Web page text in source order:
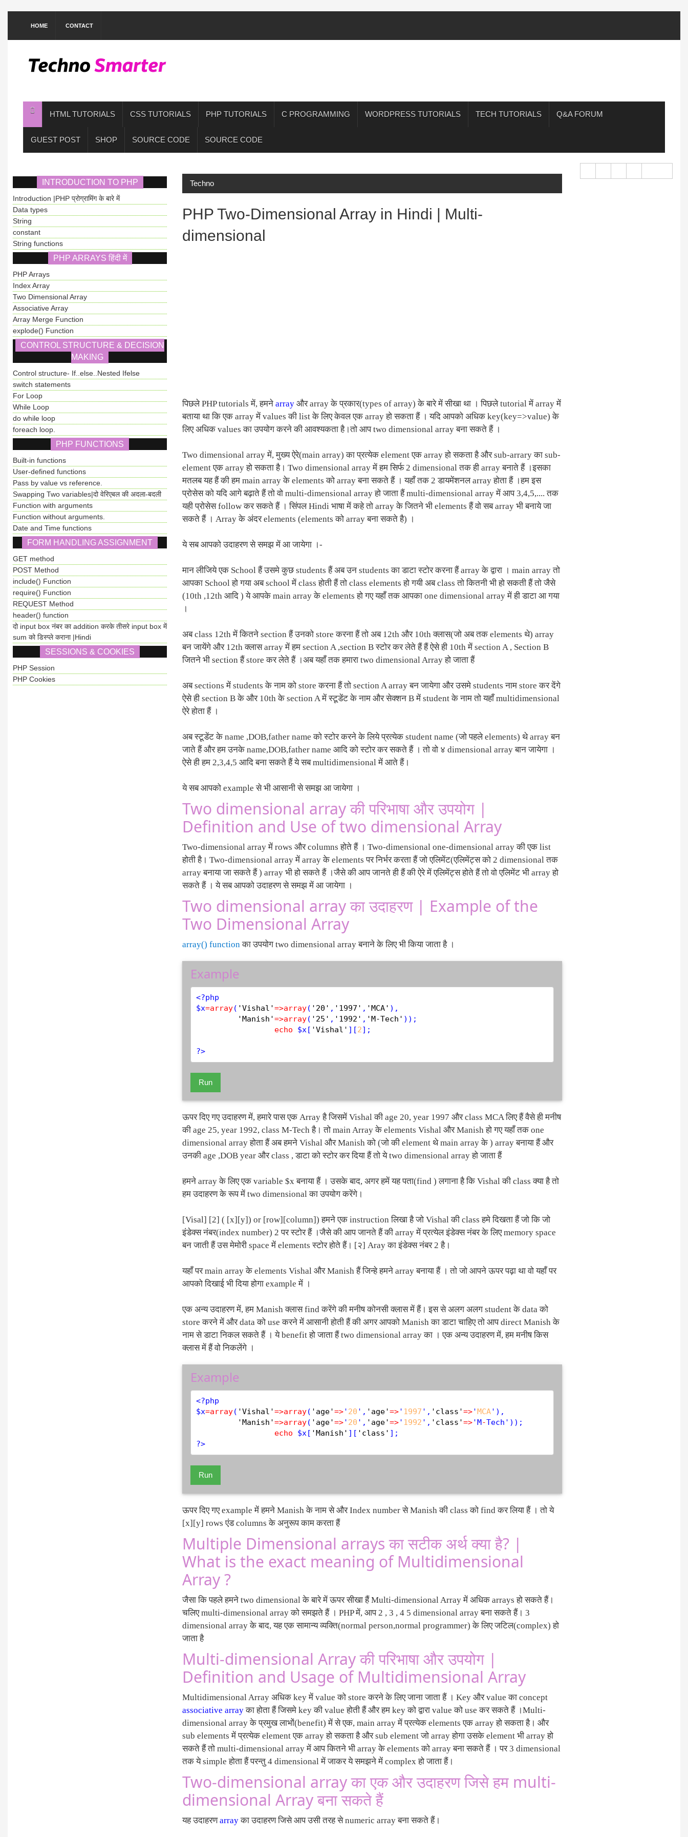
HOME CONTACT
HTML TUTORIALS CSS TUTORIALS PHP TUTORIALS C PROGRAMMING WORDPRESS TUTORIALS TECH TUTORIALS Q&A FORUM
GUEST POST SHOP SOURCE CODE SOURCE CODE
INTRODUCTION TO PHP
Introduction |PHP प्रोग्रामिंग के बारे में
Data types
String
constant
String functions
PHP ARRAYS हिंदी में
PHP Arrays
Index Array
Two Dimensional Array
Associative Array
Array Merge Function
explode() Function
CONTROL STRUCTURE & DECISION
MAKING
Control structure- If..else..Nested Ifelse
switch statements
For Loop
While Loop
do while loop
foreach loop.
PHP FUNCTIONS
Built-in functions
User-defined functions
Pass by value vs reference.
Swapping Two variables|दो वेरिएबल की अदला-बदली
Function with arguments
Function without arguments.
Date and Time functions
FORM HANDLING ASSIGNMENT
GET method
POST Method
include() Function
require() Function
REQUEST Method
header() function
दो input box नंबर का addition करके तीसरे input box में
sum को डिस्प्ले कराना |Hindi
SESSIONS & COOKIES
PHP Session
PHP Cookies
Techno
PHP Two-Dimensional Array in Hindi | Multi-
dimensional
पिछले PHP tutorials में, हमने array और array के प्रकार(types of array) के बारे में सीखा था । पिछले tutorial में array में
बताया था कि एक array में values की list के लिए केवल एक array हो सकता हैं । यदि आपको अधिक key(key=>value) के
लिए अधिक values का उपयोग करने की आवश्यकता है।तो आप two dimensional array बना सकते हैं ।
Two dimensional array में, मुख्य ऐरे(main array) का प्रत्येक element एक array हो सकता है और sub-arrary का sub-
element एक array हो सकता है। Two dimensional array में हम सिर्फ 2 dimensional तक ही array बनाते हैं ।इसका
मतलब यह हैं की हम main array के elements को array बना सकते हैं । यहाँ तक 2 डायमेंशनल array होता हैं ।हम इस
प्रोसेस को यदि आगे बढ़ाते हैं तो वो multi-dimensional array हो जाता हैं multi-dimensional array में आप 3,4,5,.... तक
यही प्रोसेस follow कर सकते हैं । सिंपल Hindi भाषा में कहे तो array के जितने भी elements हैं वो सब array भी बनाये जा
सकते हैं । Array के अंदर elements (elements को array बना सकते है) ।
ये सब आपको उदाहरण से समझ में आ जायेगा ।-
मान लीजिये एक School हैं उसमे कुछ students हैं अब उन students का डाटा स्टोर करना हैं array के द्वारा । main array तो
आपका School हो गया अब school में class होती हैं तो class elements हो गयी अब class तो कितनी भी हो सकती हैं तो जैसे
(10th ,12th आदि ) ये आपके main array के elements हो गए यहाँ तक आपका one dimensional array में ही डाटा आ गया
।
अब class 12th में कितने section हैं उनको store करना हैं तो अब 12th और 10th क्लास(जो अब तक elements थे) array
बन जायेंगे और 12th क्लास array में हम section A ,section B स्टोर कर लेते हैं हैं ऐसे ही 10th में section A , Section B
जितने भी section हैं store कर लेते हैं ।अब यहाँ तक हमारा two dimensional Array हो जाता हैं
अब sections में students के नाम को store करना हैं तो section A array बन जायेगा और उसमे students नाम store कर देंगे
ऐसे ही section B के और 10th के section A में स्टूडेंट के नाम और सेक्शन B में student के नाम तो यहाँ multidimensional
ऐरे होता हैं ।
अब स्टूडेंट के name ,DOB,father name को स्टोर करने के लिये प्रत्येक student name (जो पहले elements) थे array बन
जाते हैं और हम उनके name,DOB,father name आदि को स्टोर कर सकते हैं । तो वो ४ dimensional array बान जायेगा ।
ऐसे ही हम 2,3,4,5 आदि बना सकते हैं ये सब multidimensional में आते हैं।
ये सब आपको example से भी आसानी से समझ आ जायेगा ।
Two dimensional array की परिभाषा और उपयोग |
Definition and Use of two dimensional Array
Two-dimensional array में rows और columns होते हैं । Two-dimensional one-dimensional array की एक list
होती है। Two-dimensional array में array के elements पर निर्भर करता हैं जो एलिमेंट(एलिमेंट्स को 2 dimensional तक
array बनाया जा सकते हैं ) array भी हो सकते हैं ।जैसे की आप जानते ही हैं की ऐरे में एलिमेंट्स होते हैं तो वो एलिमेंट भी array हो
सकते हैं । ये सब आपको उदाहरण से समझ में आ जायेगा ।
Two dimensional array का उदाहरण | Example of the
Two Dimensional Array
array() functionका उपयोग two dimensional array बनाने के लिए भी किया जाता है ।
Example
<?php
$x=array( 'Vishal'=>array( '20' , '1997' , 'MCA' ),
'Manish'=>array( '25' , '1992' , 'M-Tech' ));
echo
$x[ 'Vishal' ][2];
?>
Run
ऊपर दिए गए उदाहरण में, हमारे पास एक Array है जिसमें Vishal की age 20, year 1997 और class MCA लिए हैं वैसे ही मनीष
की age 25, year 1992, class M-Tech है। तो main Array के elements Vishal और Manish हो गए यहाँ तक one
dimensional array होता हैं अब हमने Vishal और Manish को (जो की element थे main array के ) array बनाया हैं और
उनकी age ,DOB year और class , डाटा को स्टोर कर दिया हैं तो ये two dimensional array हो जाता हैं
हमने array के लिए एक variable $x बनाया हैं । उसके बाद, अगर हमें यह पता(find ) लगाना है कि Vishal की class क्या है तो
हम उदाहरण के रूप में two dimensional का उपयोग करेंगे।
[Visal] [2] ( [x][y]) or [row][column]) हमने एक instruction लिखा है जो Vishal की class हमे दिखता हैं जो कि जो
इंडेक्स नंबर(index number) 2 पर स्टोर हैं ।जैसे की आप जानते हैं की array में प्रत्येल इंडेक्स नंबर के लिए memory space
बन जाती हैं उस मेमोरी space में elements स्टोर होते हैं। [२] Aray का इंडेक्स नंबर 2 है।
यहाँ पर main array के elements Vishal और Manish हैं जिन्हे हमने array बनाया हैं । तो जो आपने ऊपर पढ़ा था वो यहाँ पर
आपको दिखाई भी दिया होगा example में ।
एक अन्य उदाहरण में, हम Manish क्लास find करेंगे की मनीष कोनसी क्लास में हैं। इस से अलग अलग student के data को
store करने में और data को use करने में आसानी होती हैं की अगर आपको Manish का डाटा चाहिए तो आप direct Manish के
नाम से डाटा निकल सकते हैं । ये benefit हो जाता हैं two dimensional array का । एक अन्य उदाहरण में, हम मनीष किस
क्लास में हैं वो निकलेंगे ।
Example
<?php
$x=array( 'Vishal'=>array( 'age'=>' 20 ', 'age'=>' 1997 ', 'class'=>' MCA'),
'Manish'=>array( 'age'=>' 20 ', 'age'=>' 1992 ', 'class'=>'M -Tech'));
echo
$x [ 'Manish' ][ 'class'
?>
Run
ऊपर दिए गए example में हमने Manish के नाम से और Index number से Manish की class को find कर लिया हैं । तो ये
[x][y] rows एंड columns के अनुरूप काम करता हैं
Multiple Dimensional arrays का सटीक अर्थ क्या है? |
What is the exact meaning of Multidimensional
Array ?
जैसा कि पहले हमने two dimensional के बारे में ऊपर सीखा हैं Multi-dimensional Array में अधिक arrays हो सकते हैं।
चलिए multi-dimensional array को समझते हैं । PHP में, आप 2 , 3 , 4 5 dimensional array बना सकते हैं। 3
dimensional array के बाद, यह एक सामान्य व्यक्ति(normal person,normal programmer) के लिए जटिल(complex) हो
जाता है
Multi-dimensional Array की परिभाषा और उपयोग |
Definition and Usage of Multidimensional Array
Multidimensional Array अधिक key में value को store करने के लिए जाना जाता हैं । Key और value का concept
associative arrayका होता हैं जिसमे key की value होती हैं और हम key को द्वारा value को use कर सकते हैं ।Multi-
dimensional array के प्रमुख लाभों(benefit) में से एक, main array में प्रत्येक elements एक array हो सकता है। और
sub elements में प्रत्येक element एक array हो सकता है और sub element जो array होगा उसके element भी array हो
सकते हैं तो multi-dimensional array में आप कितने भी array के elements को array बना सकते हैं । पर 3 dimensional
तक ये simple होता हैं परन्तु 4 dimensional में जाकर ये समझने में complex हो जाता हैं।
Two-dimensional array का एक और उदाहरण जिसे हम multi-
dimensional Array बना सकते हैं
यह उदाहरणarrayका उदाहरण जिसे आप उसी तरह से numeric array बना सकते हैं।